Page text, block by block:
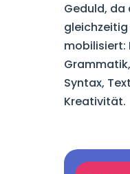
Geduld, da
mobilisiert:
Syntax,
Kreativität.